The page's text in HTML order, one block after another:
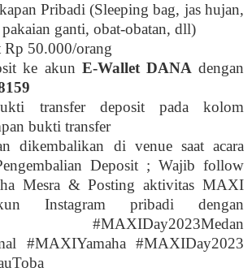
Pribadi (Sleeping bag, jas hujan,
ganti, obat-obatan, dll)
50.000/orang
ke akun E-Wallet DANA dengan
transfer deposit pada kolom
bukti transfer
dikembalikan di venue saat acara
Deposit ; Wajib follow
Mesra & Posting aktivitas MAXI
Instagram pribadi dengan
#MAXIYamaha #MAXIDay2023